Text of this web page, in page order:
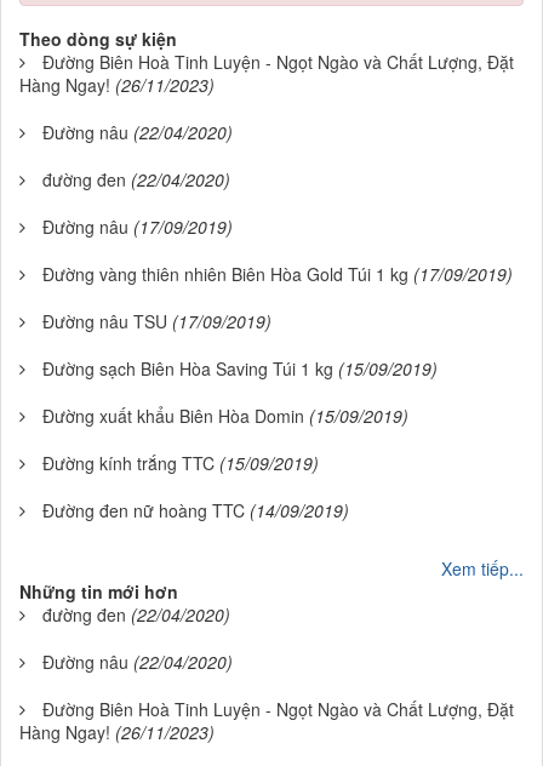
Theo dòng sự kiện
Đường Biên Hoà Tinh Luyện - Ngọt Ngào và Chất Lượng, Đặt
Hàng Ngay! (26/11/2023)
Đường nâu (22/04/2020)
đường đen (22/04/2020)
Đường nâu (17/09/2019)
Đường vàng thiên nhiên Biên Hòa Gold Túi 1 kg (17/09/2019)
Đường nâu TSU (17/09/2019)
Đường sạch Biên Hòa Saving Túi 1 kg (15/09/2019)
Đường xuất khẩu Biên Hòa Domin (15/09/2019)
Đường kính trắng TTC (15/09/2019)
Đường đen nữ hoàng TTC (14/09/2019)
Xem tiếp...
Những tin mới hơn
đường đen (22/04/2020)
Đường nâu (22/04/2020)
Đường Biên Hoà Tinh Luyện - Ngọt Ngào và Chất Lượng, Đặt
Hàng Ngay! (26/11/2023)